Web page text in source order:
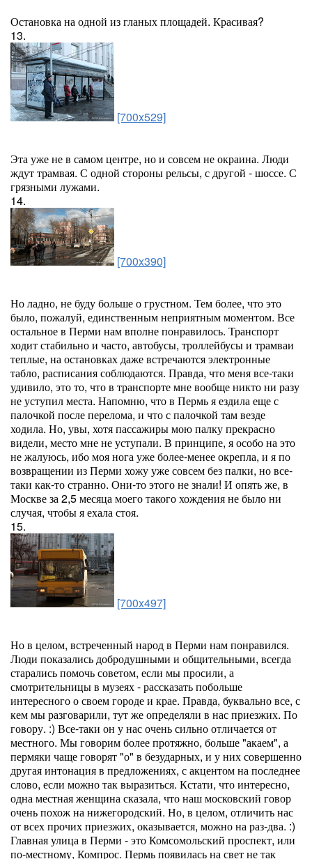
Остановка на одной из гланых площадей. Красивая?
13.
[700x529]
Эта уже не в самом центре, но и совсем не окраина. Люди
ждут трамвая. С одной стороны рельсы, с другой - шоссе. С
грязными лужами.
14.
[700x390]
Но ладно, не буду больше о грустном. Тем более, что это
было, пожалуй, единственным неприятным моментом. Все
остальное в Перми нам вполне понравилось. Транспорт
ходит стабильно и часто, автобусы, троллейбусы и трамваи
теплые, на остановках даже встречаются электронные
табло, расписания соблюдаются. Правда, что меня все-таки
удивило, это то, что в транспорте мне вообще никто ни разу
не уступил места. Напомню, что в Пермь я ездила еще с
палочкой после перелома, и что с палочкой там везде
ходила. Но, увы, хотя пассажиры мою палку прекрасно
видели, место мне не уступали. В принципе, я особо на это
не жалуюсь, ибо моя нога уже более-менее окрепла, и я по
возвращении из Перми хожу уже совсем без палки, но все-
таки как-то странно. Они-то этого не знали! И опять же, в
Москве за 2,5 месяца моего такого хождения не было ни
случая, чтобы я ехала стоя.
15.
[700x497]
Но в целом, встреченный народ в Перми нам понравился.
Люди показались добродушными и общительными, всегда
старались помочь советом, если мы просили, а
смотрительницы в музеях - рассказать побольше
интересного о своем городе и крае. Правда, буквально все, с
кем мы разговарили, тут же определяли в нас приезжих. По
говору. :) Все-таки он у нас очень сильно отличается от
местного. Мы говорим более протяжно, больше "акаем", а
пермяки чаще говорят "о" в безударных, и у них совершенно
другая интонация в предложениях, с акцентом на последнее
слово, если можно так выразиться. Кстати, что интересно,
одна местная женщина сказала, что наш московский говор
очень похож на нижегородский. Но, в целом, отличить нас
от всех прочих приезжих, оказывается, можно на раз-два. :)
Главная улица в Перми - это Комсомольский проспект, или
по-местному, Компрос. Пермь появилась на свет не так